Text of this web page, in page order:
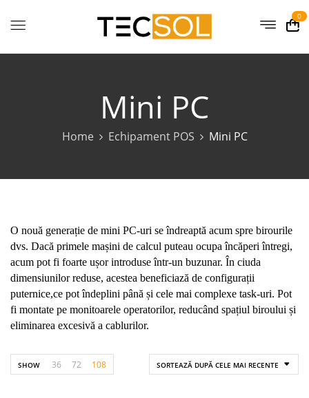
0
Mini PC
Home Echipament POS Mini PC
O nouă generație de mini PC-uri se îndreaptă acum spre birourile
dvs. Dacă primele mașini de calcul puteau ocupa încăperi întregi,
acum pot fi foarte ușor introduse într-un buzunar. În ciuda
dimensiunilor reduse, acestea beneficiază de configurații
puternice,ce pot îndeplini până și cele mai complexe task-uri. Pot
fi montate pe monitoarele operatorilor, reducând spațiul biroului și
eliminarea excesivă a cablurilor.
SORTEAZĂ DUPĂ CELE MAI RECENTE
SHOW 36 72 108